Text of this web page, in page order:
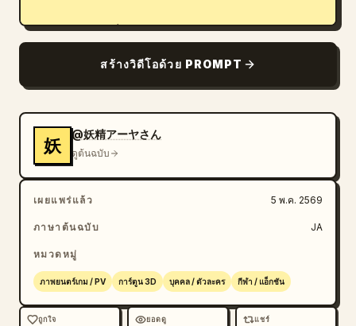
[เสียง] เสียงคำสั่งแบบ 8-bit, เสียงเอฟเฟกต์ระเบิดสุด
สร้างวิดีโอด้วย PROMPT
妖
@妖精アーヤさん
ดูต้นฉบับ
เผยแพร่แล้ว 5 พ.ค. 2569
ภาษาต้นฉบับ JA
หมวดหมู่
ภาพยนตร์เกม / PV การ์ตูน 3D บุคคล / ตัวละคร กีฬา / แอ็กชัน
ถูกใจ ยอดดู แชร์